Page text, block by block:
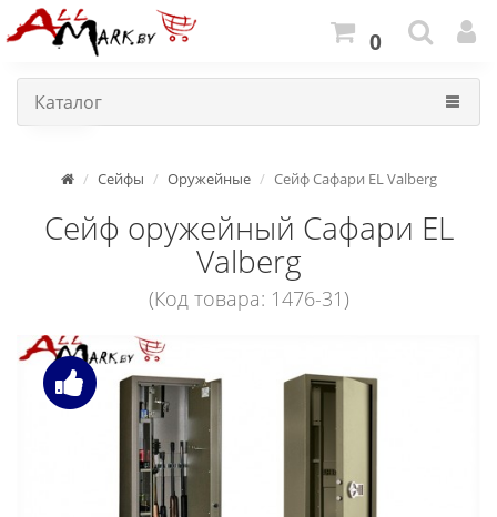
0
Каталог
Сейфы Оружейные Сейф Сафари EL Valberg
Сейф оружейный Сафари EL
Valberg
(Код товара: 1476-31)